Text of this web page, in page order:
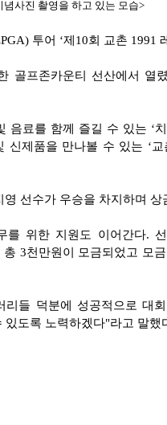
사진 촬영을 하고 있는 모습>
투어 ‘제10회 교촌 1991
골프존카운티 선산에서
료를 함께 즐길 수 있는 ‘
제품을 만나볼 수 있는 ‘
선수가 우승을 차지하며
위한 지원도 이어간다.
3천만원이 모금되었고 모
들 덕분에 성공적으로 대
있도록 노력하겠다"라고 말했